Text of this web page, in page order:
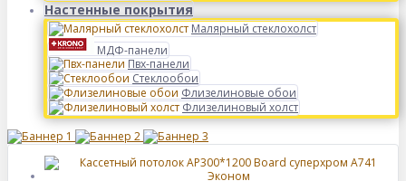
Настенные покрытия
Малярный стеклохолст
МДФ-панели
Пвх-панели
Стеклообои
Флизелиновые обои
Флизелиновый холст